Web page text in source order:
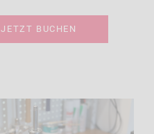
JETZT BUCHEN